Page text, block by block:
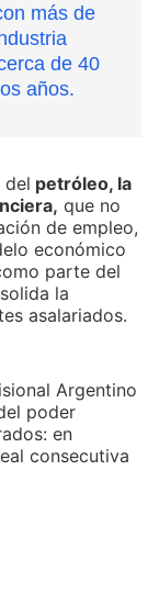
más de
de 40
años.
del petróleo, la
que no
de empleo,
económico
parte del
la
asalariados.
Argentino
poder
en
consecutiva